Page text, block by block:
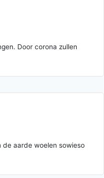
Door corona zullen
de aarde woelen sowieso